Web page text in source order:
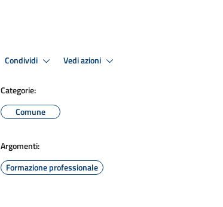
Condividi Vedi azioni
Categorie:
Comune
Argomenti:
Formazione professionale